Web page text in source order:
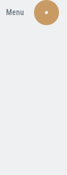
Menu